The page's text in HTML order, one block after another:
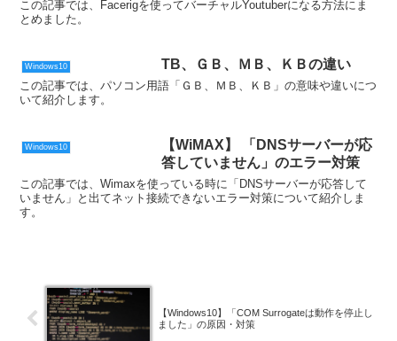
この記事では、Facerigを使ってバーチャルYoutuberになる方法にま
とめました。
Windows10 TB、ＧＢ、ＭＢ、ＫＢの違い
この記事では、パソコン用語「ＧＢ、ＭＢ、ＫＢ」の意味や違いにつ
いて紹介します。
Windows10
【WiMAX】 「DNSサーバーが応
答していません」のエラー対策
この記事では、Wimaxを使っている時に「DNSサーバーが応答して
いません」と出てネット接続できないエラー対策について紹介しま
す。
【Windows10】「COM Surrogateは動作を停止し
ました」の原因・対策